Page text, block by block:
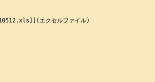
エクセルファイル)